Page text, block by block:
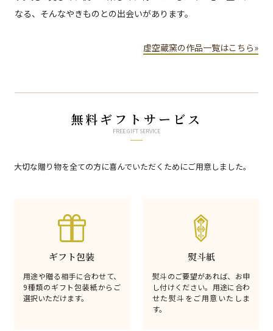
なる、そんなやきものとの出会いがあります。
虚空蔵窯の作品一覧はこちら»
無料ギフトサービス
FREE GIFT SERVICE
大切な贈り物を全ての方に喜んでいただくためにご用意しました。
ギフト包装
用途や贈る相手に合わせて、
9種類のギフト包装紙からご
選択いただけます。
熨斗紙
熨斗のご要望があれば、お申
し付けください。用途に合わ
せた熨斗をご用意いたしま
す。